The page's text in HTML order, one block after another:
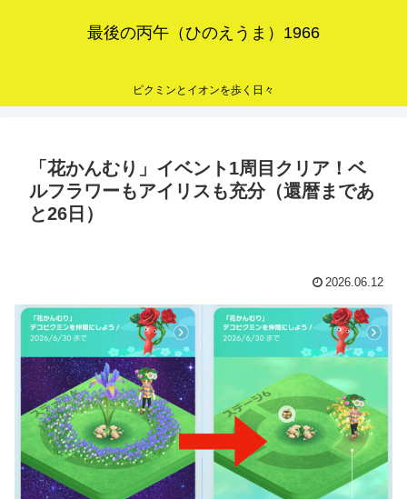
最後の丙午（ひのえうま）1966
ピクミンとイオンを歩く日々
「花かんむり」イベント1周目クリア！ベ
ルフラワーもアイリスも充分（還暦まであ
と26日）
2026.06.12